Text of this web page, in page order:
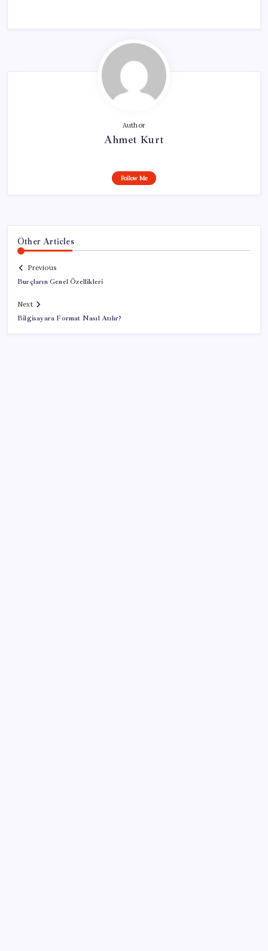
Author
Ahmet Kurt
Follow Me
Other Articles
Previous
Burçların Genel Özellikleri
Next
Bilgisayara Format Nasıl Atılır?